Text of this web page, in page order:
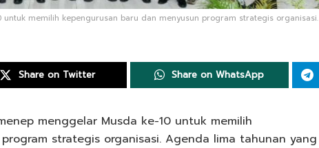
untuk memilih kepengurusan baru dan menyusun program strategis organisasi.
Share on Twitter Share on WhatsApp
menggelar Musda ke-10 untuk memilih
strategis organisasi. Agenda lima tahunan yang